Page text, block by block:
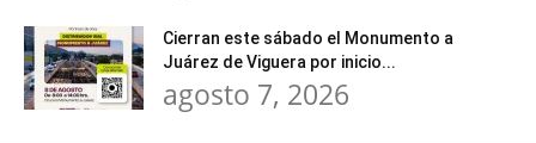
Cierran este sábado el Monumento a
Juárez de Viguera por inicio...
agosto 7, 2026